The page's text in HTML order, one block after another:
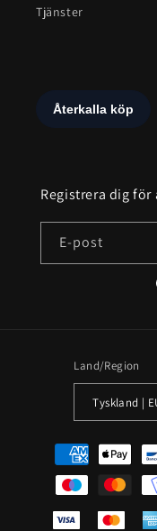
Tjänster
Registrera dig
E-post
Land/Region
Betalningsmetoder